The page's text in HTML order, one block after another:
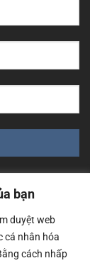
bạn
duyệt web
cá nhân hóa
cách nhấp
Tư Tp. Hà